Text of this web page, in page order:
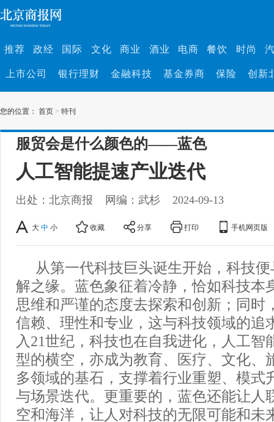
推荐 政经 国际 文化 商业 酒业 电商 餐饮 时尚
上市公司 银行理财 金融科技 基金券商 保险 创新
您的位置： 首页 > 特刊
服贸会是什么颜色的——蓝色
人工智能提速产业迭代
出处：北京商报 网编：武杉 2024-09-13
大 中 小 收藏 分享 打印 手机网页版
从第一代科技巨头诞生开始，科技
解之缘。蓝色象征着冷静，恰如科技本
思维和严谨的态度去探索和创新；同时
信赖、理性和专业，这与科技领域的追
入21世纪，科技也在自我进化，人工智
型的横空，亦成为教育、医疗、文化、
多领域的基石，支撑着行业重塑、模式
与场景迭代。更重要的，蓝色还能让人
空和海洋，让人对科技的无限可能和未